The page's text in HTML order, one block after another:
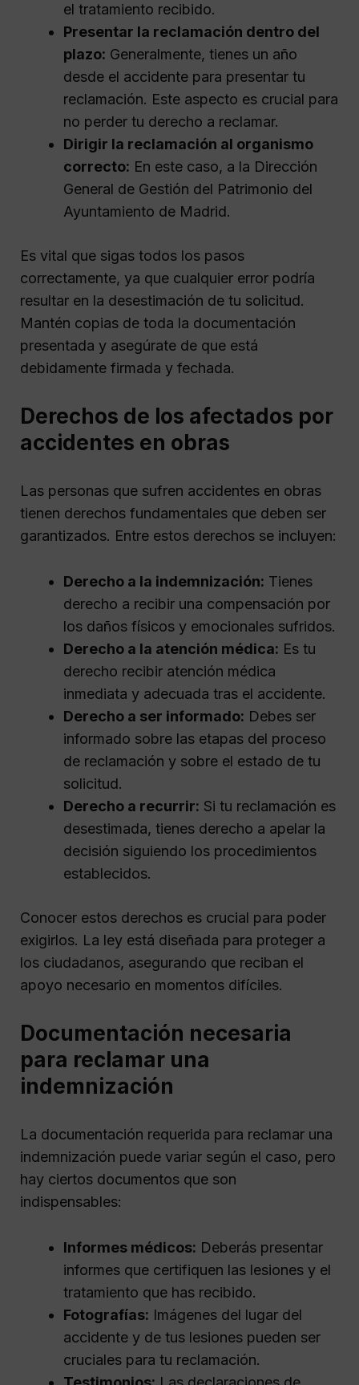
el tratamiento recibido.
Presentar la reclamación dentro del
plazo: Generalmente, tienes un año
desde el accidente para presentar tu
reclamación. Este aspecto es crucial para
no perder tu derecho a reclamar.
Dirigir la reclamación al organismo
correcto: En este caso, a la Dirección
General de Gestión del Patrimonio del
Ayuntamiento de Madrid.
Es vital que sigas todos los pasos
correctamente, ya que cualquier error podría
resultar en la desestimación de tu solicitud.
Mantén copias de toda la documentación
presentada y asegúrate de que está
debidamente firmada y fechada.
Derechos de los afectados por
accidentes en obras
Las personas que sufren accidentes en obras
tienen derechos fundamentales que deben ser
garantizados. Entre estos derechos se incluyen:
Derecho a la indemnización: Tienes
derecho a recibir una compensación por
los daños físicos y emocionales sufridos.
Derecho a la atención médica: Es tu
derecho recibir atención médica
inmediata y adecuada tras el accidente.
Derecho a ser informado: Debes ser
informado sobre las etapas del proceso
de reclamación y sobre el estado de tu
solicitud.
Derecho a recurrir: Si tu reclamación es
desestimada, tienes derecho a apelar la
decisión siguiendo los procedimientos
establecidos.
Conocer estos derechos es crucial para poder
exigirlos. La ley está diseñada para proteger a
los ciudadanos, asegurando que reciban el
apoyo necesario en momentos difíciles.
Documentación necesaria
para reclamar una
indemnización
La documentación requerida para reclamar una
indemnización puede variar según el caso, pero
hay ciertos documentos que son
indispensables:
Informes médicos: Deberás presentar
informes que certifiquen las lesiones y el
tratamiento que has recibido.
Fotografías: Imágenes del lugar del
accidente y de tus lesiones pueden ser
cruciales para tu reclamación.